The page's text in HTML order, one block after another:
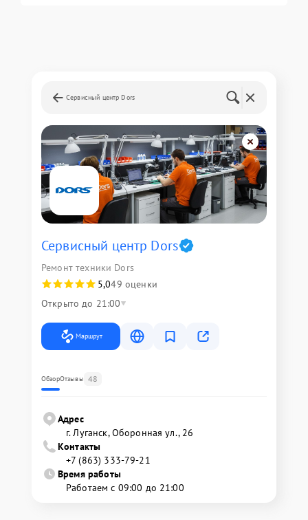
Сервисный центр Dors
Сервисный центр Dors
Ремонт техники Dors
5,049 оценки
Открыто до 21:00
Маршрут
ОбзорОтзывы 48
Адрес
г. Луганск, Оборонная ул., 26
Контакты
+7 (863) 333-79-21
Время работы
Работаем с 09:00 до 21:00